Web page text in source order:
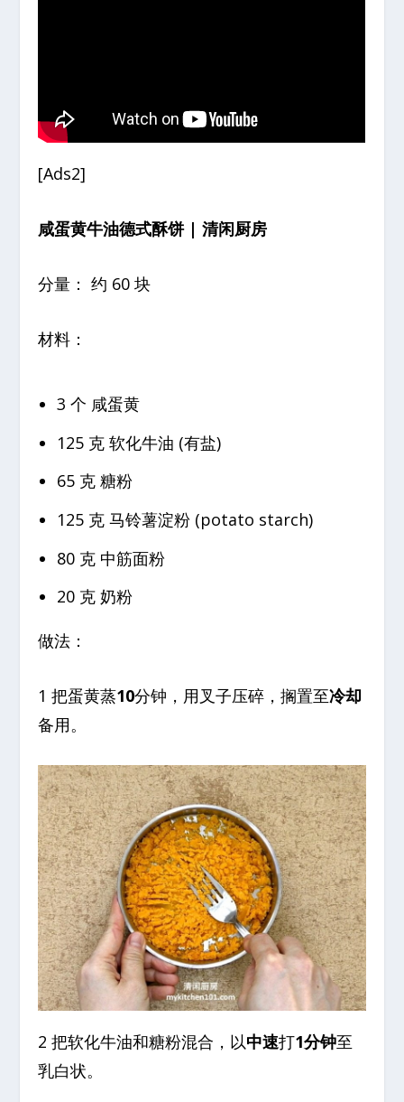
[Ads2]
咸蛋黄牛油德式酥饼 | 清闲厨房
分量： 约 60 块
材料：
3 个 咸蛋黄
125 克 软化牛油 (有盐)
65 克 糖粉
125 克 马铃薯淀粉 (potato starch)
80 克 中筋面粉
20 克 奶粉
做法：
1 把蛋黄蒸10分钟，用叉子压碎，搁置至冷却
备用。
2 把软化牛油和糖粉混合，以中速打1分钟至
乳白状。